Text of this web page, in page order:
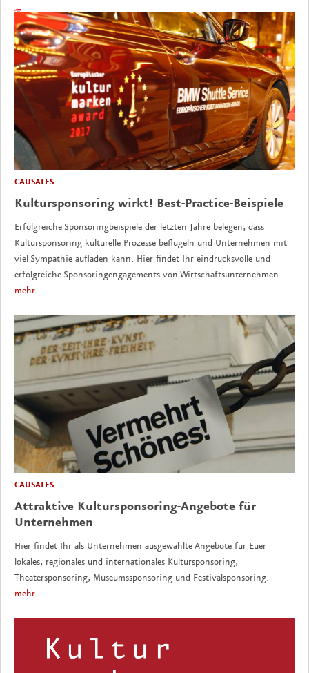
CAUSALES
Kultursponsoring wirkt! Best-Practice-Beispiele
Erfolgreiche Sponsoringbeispiele der letzten Jahre belegen, dass
Kultursponsoring kulturelle Prozesse beflügeln und Unternehmen mit
viel Sympathie aufladen kann. Hier findet Ihr eindrucksvolle und
erfolgreiche Sponsoringengagements von Wirtschaftsunternehmen.
mehr
CAUSALES
Attraktive Kultursponsoring-Angebote für
Unternehmen
Hier findet Ihr als Unternehmen ausgewählte Angebote für Euer
lokales, regionales und internationales Kultursponsoring,
Theatersponsoring, Museumssponsoring und Festivalsponsoring.
mehr